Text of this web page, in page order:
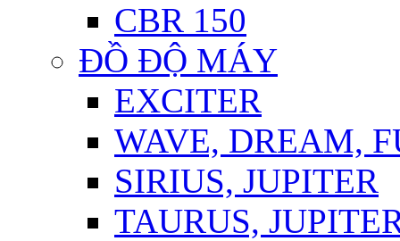
CBR 150
ĐỒ ĐỘ MÁY
EXCITER
WAVE, DREAM,
SIRIUS, JUPITER
TAURUS,